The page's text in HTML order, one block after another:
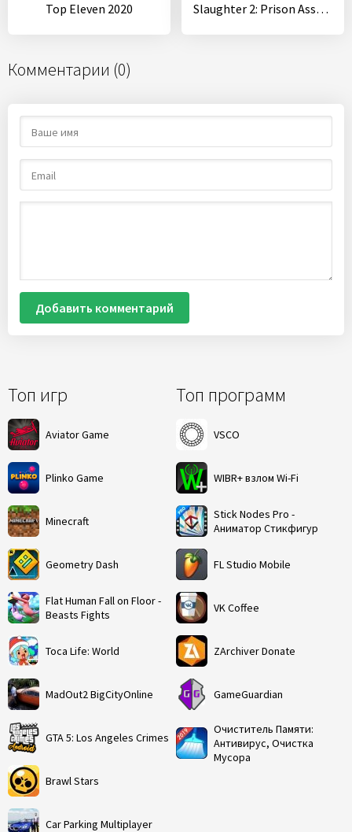
Топ игр
Aviator Game
Plinko Game
Minecraft
Geometry Dash
Flat Human Fall on Floor -
Beasts Fights
Toca Life: World
MadOut2 BigCityOnline
GTA 5: Los Angeles Crimes
Brawl Stars
Car Parking Multiplayer
Топ программ
VSCO
WIBR+ взлом Wi-Fi
Stick Nodes Pro -
Аниматор Стикфигур
FL Studio Mobile
VK Coffee
ZArchiver Donate
GameGuardian
Очиститель Памяти:
Антивирус, Очистка
Мусора
Top Eleven 2020 Slaughter 2: Prison Assault
Комментарии (0)
Добавить комментарий